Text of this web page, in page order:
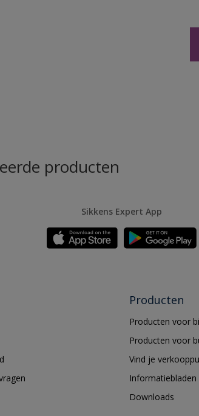
producten
Sikkens Expert App
Producten
Producten voor
Producten voor
Vind je
Informatiebladen
Downloads